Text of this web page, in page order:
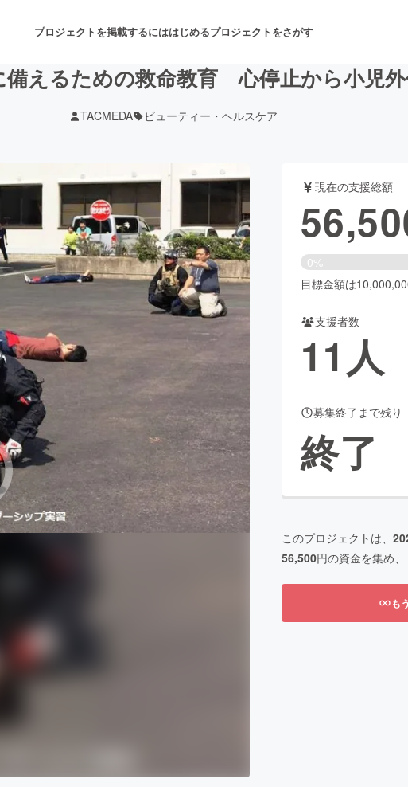
プロジェクトを掲載するにははじめるプロジェクトをさがす
舞台・パフォーマンス
ゲーム・サービス開発 フード・飲食店
書籍・雑誌出版 アニメ・漫画
チャレンジ ビューティー・ヘルスケア
CAMPFIRE for Social GoodCAMPFIRE Creation
CAMPFIREふるさと納税
machi-ya コミュニティ
備えるための救命教育 心停止から小児
TACMEDA ビューティー・ヘルスケア
現在の支援総額
0%
目標金額は
支援者数
11 人
募集終了まで残り
終了
このプロジェクトは、
56,500円の資金を集め、
も